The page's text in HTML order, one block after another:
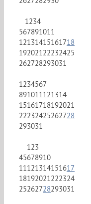
1 234
567891011
12131415161718
192021 22232425
262728293031
1 234567
891011 121314
15161718192021
22232425262728
293031
1 23
45678910
11 121314151617
18192021 222324
25262728293031